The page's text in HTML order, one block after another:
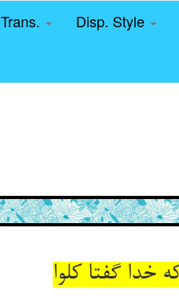
Trans. Disp. Style
گفتا کلوا